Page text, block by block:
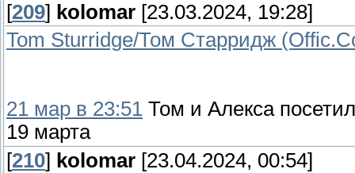
[209] kolomar [23.03.2024, 19:28]
Tom Sturridge/Том Старридж
21 мар в 23:51 Том и Алекса
19 марта
[210] kolomar [23.04.2024, 00:54]